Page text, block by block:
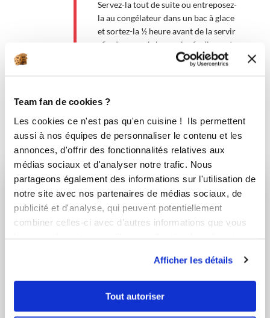
Team fan de cookies ?
Les cookies ce n'est pas qu'en cuisine ! Ils permettent
aussi à nos équipes de personnaliser le contenu et les
annonces, d'offrir des fonctionnalités relatives aux
médias sociaux et d'analyser notre trafic. Nous
partageons également des informations sur l'utilisation de
notre site avec nos partenaires de médias sociaux, de
publicité et d'analyse, qui peuvent potentiellement
combiner celles-ci avec d'autres informations que vous
Afficher les détails
Tout autoriser
Servez-la tout de suite ou entreposez-
la au congélateur dans un bac à glace
et sortez-la ½ heure avant de la servir
afin de pouvoir la mouler facilement.
Bon appétit !
Vous aimerez aussi ...